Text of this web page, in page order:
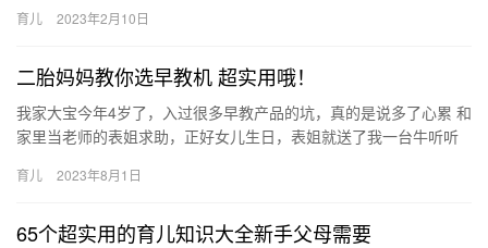
能…
育儿 2023年2月10日
二胎妈妈教你选早教机 超实用哦！
我家大宝今年4岁了，入过很多早教产品的坑，真的是说多了心累 和
家里当老师的表姐求助，正好女儿生日，表姐就送了我一台牛听听
育儿 2023年8月1日
65个超实用的育儿知识大全新手父母需要